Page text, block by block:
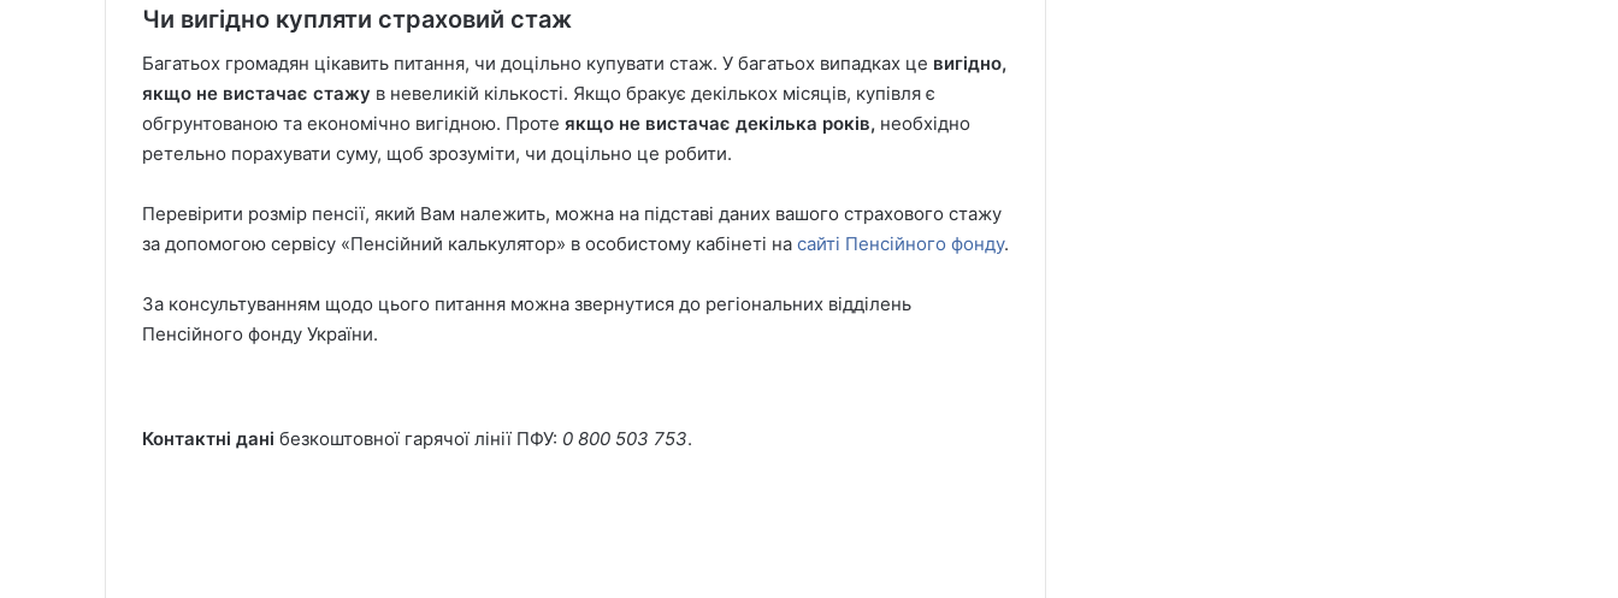
Чи вигідно купляти страховий стаж
Багатьох громадян цікавить питання, чи доцільно купувати стаж. У багатьох випадках це вигідно,
якщо не вистачає стажу в невеликій кількості. Якщо бракує декількох місяців, купівля є
обгрунтованою та економічно вигідною. Проте якщо не вистачає декілька років, необхідно
ретельно порахувати суму, щоб зрозуміти, чи доцільно це робити.
Перевірити розмір пенсії, який Вам належить, можна на підставі даних вашого страхового стажу
за допомогою сервісу «Пенсійний калькулятор» в особистому кабінеті на сайті Пенсійного фонду.
За консультуванням щодо цього питання можна звернутися до регіональних відділень
Пенсійного фонду України.
Контактні дані безкоштовної гарячої лінії ПФУ: 0 800 503 753.